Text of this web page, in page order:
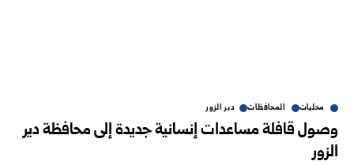
محليات المحافظات دير الزور
وصول قافلة مساعدات إنسانية جديدة إلى محافظة دير
الزور